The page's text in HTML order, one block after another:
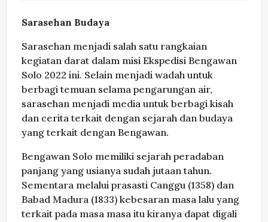
Sarasehan Budaya
Sarasehan menjadi salah satu rangkaian
kegiatan darat dalam misi Ekspedisi Bengawan
Solo 2022 ini. Selain menjadi wadah untuk
berbagi temuan selama pengarungan air,
sarasehan menjadi media untuk berbagi kisah
dan cerita terkait dengan sejarah dan budaya
yang terkait dengan Bengawan.
Bengawan Solo memiliki sejarah peradaban
panjang yang usianya sudah jutaan tahun.
Sementara melalui prasasti Canggu (1358) dan
Babad Madura (1833) kebesaran masa lalu yang
terkait pada masa masa itu kiranya dapat digali